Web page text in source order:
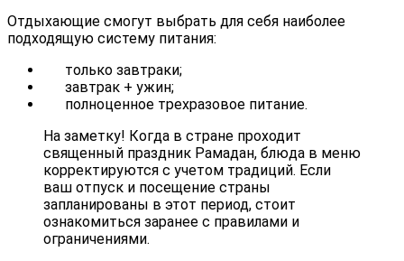
Отдыхающие смогут выбрать для себя наиболее
подходящую систему питания:
только завтраки;
завтрак + ужин;
полноценное трехразовое питание.
На заметку! Когда в стране проходит
священный праздник Рамадан, блюда в меню
корректируются с учетом традиций. Если
ваш отпуск и посещение страны
запланированы в этот период, стоит
ознакомиться заранее с правилами и
ограничениями.